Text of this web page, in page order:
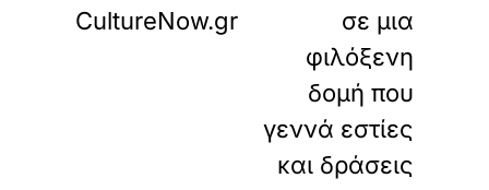
CultureNow.gr
σε μια
φιλόξενη
δομή που
γεννά εστίες
και δράσεις